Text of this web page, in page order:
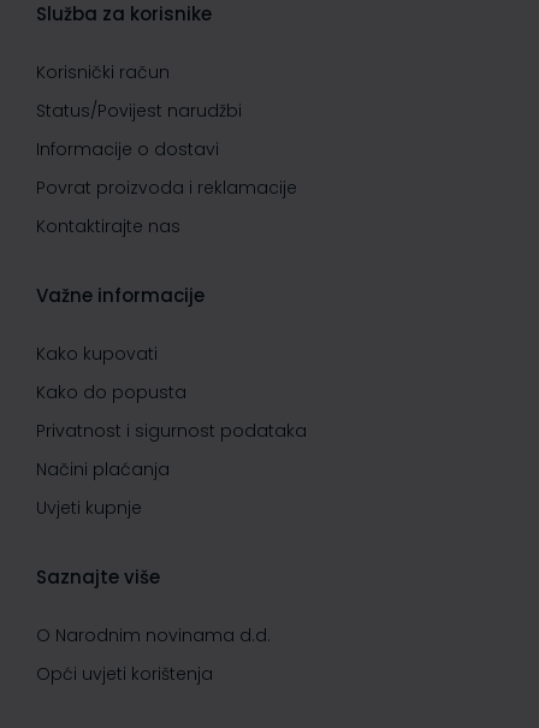
Služba za korisnike
Korisnički račun
Status/Povijest narudžbi
Informacije o dostavi
Povrat proizvoda i reklamacije
Kontaktirajte nas
Važne informacije
Kako kupovati
Kako do popusta
Privatnost i sigurnost podataka
Načini plaćanja
Uvjeti kupnje
Saznajte više
O Narodnim novinama d.d.
Opći uvjeti korištenja